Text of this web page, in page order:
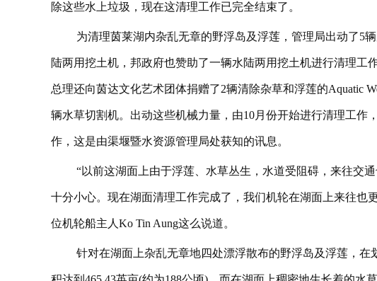
除这些水上垃圾，现在这清理工作已完全结束了。
为清理茵莱湖内杂乱无章的野浮岛及浮莲，管理局出动了5辆
陆两用挖土机，邦政府也赞助了一辆水陆两用挖土机进行清理工
总理还向茵达文化艺术团体捐赠了2辆清除杂草和浮莲的Aquatic
辆水草切割机。出动这些机械力量，由10月份开始进行清理工作
作，这是由渠堰暨水资源管理局处获知的讯息。
“以前这湖面上由于浮莲、水草丛生，水道受阻碍，来往交
十分小心。现在湖面清理工作完成了，我们机轮在湖面上来往也
位机轮船主人Ko Tin Aung这么说道。
针对在湖面上杂乱无章地四处漂浮散布的野浮岛及浮莲，